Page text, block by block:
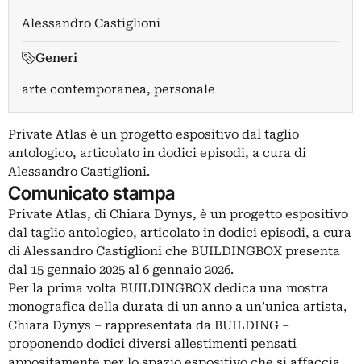
Alessandro Castiglioni
Generi
arte contemporanea, personale
Private Atlas è un progetto espositivo dal taglio
antologico, articolato in dodici episodi, a cura di
Alessandro Castiglioni.
Comunicato stampa
Private Atlas, di Chiara Dynys, è un progetto espositivo
dal taglio antologico, articolato in dodici episodi, a cura
di Alessandro Castiglioni che BUILDINGBOX presenta
dal 15 gennaio 2025 al 6 gennaio 2026.
Per la prima volta BUILDINGBOX dedica una mostra
monografica della durata di un anno a un’unica artista,
Chiara Dynys – rappresentata da BUILDING –
proponendo dodici diversi allestimenti pensati